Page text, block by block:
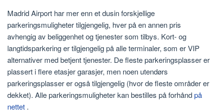
Madrid Airport har mer enn et dusin forskjellige
parkeringsmuligheter tilgjengelig, hver på en annen pris
avhengig av beliggenhet og tjenester som tilbys. Kort- og
langtidsparkering er tilgjengelig på alle terminaler, som er VIP
alternativer med betjent tjenester. De fleste parkeringsplasser er
plassert i flere etasjer garasjer, men noen utendørs
parkeringsplasser er også tilgjengelig (hvor de fleste områder er
dekket). Alle parkeringsmuligheter kan bestilles på forhåndpå
nettet .